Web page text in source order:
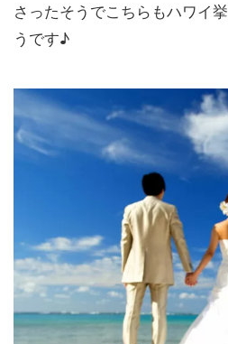
さったそうでこちらもハワイ
うです♪